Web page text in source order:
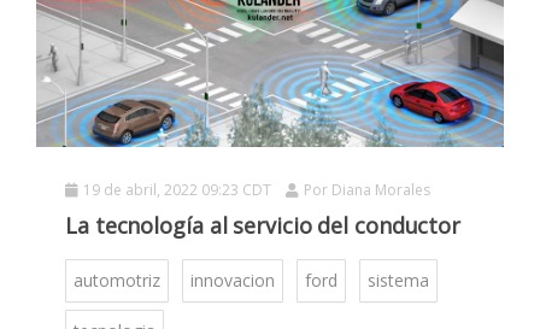
19 de abril, 2022 09:23 CDT Por Diana Morales
La tecnología al servicio del conductor
automotriz innovacion ford sistema